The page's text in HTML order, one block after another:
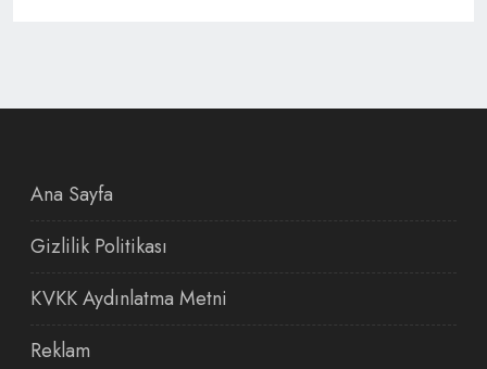
Ana Sayfa
Gizlilik Politikası
KVKK Aydınlatma Metni
Reklam